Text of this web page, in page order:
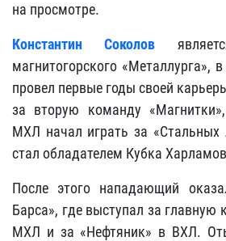
на просмотре.
Константин Соколов
магнитогорского «Металлурга»,
провел первые годы своей
за вторую команду
МХЛ начал играть за «Стальных
стал обладателем Кубка
После этого нападающий
Барса», где выступал за главную
МХЛ и за «Нефтяник» в ВХЛ.